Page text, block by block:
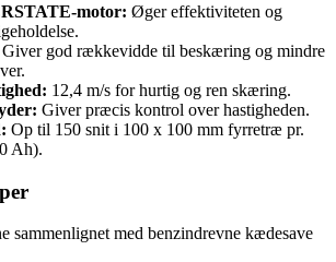
motor: Øger effektiviteten og
Giver god rækkevidde til beskæring og mindre
12,4 m/s for hurtig og ren skæring.
Giver præcis kontrol over hastigheden.
Op til 150 snit i 100 x 100 mm fyrretræ pr.
Ah).
sammenlignet med benzindrevne kædesave